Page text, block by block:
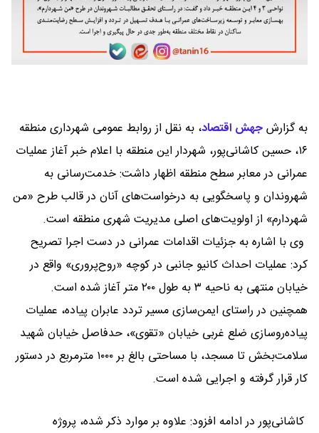
به گزارشجهش اقتصاد، به نقل از روابط عمومی شهرداری منطقه
۱۶، حسین کاشانی‌پور، شهردار این منطقه با اعلام خبر آغاز عملیات
عمرانی در معابر سطح منطقه اظهار داشت: خدمت‌رسانی به
شهروندان و پاسخگویی به درخواست‌های آنان در قالب طرح «من
شهردارم» از اولویت‌های اصلی مدیریت شهری منطقه است.
وی با اشاره به جزئیات اقدامات عمرانی در دست اجرا تصریح
کرد: عملیات احداث کانیو جانبی در کوچه «روح‌پروری» واقع در
خیابان منتهی به ناحیه ۳ به طول ۲۰۰ متر آغاز شده است.
همچنین در راستای ایمن‌سازی مسیر تردد عابران پیاده، عملیات
پیاده‌روسازی ضلع غربی خیابان «تقوی»، حدفاصل خیابان شهید
سلامت‌بخش تا مسجد، با مساحتی بالغ بر ۱۰۰۰ مترمربع در دستور
کار قرار گرفته و اجرایی شده است.
کاشانی‌پور در ادامه افزود: علاوه بر موارد ذکر شده، پروژه